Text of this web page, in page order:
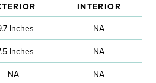
INTERIOR
Inches
NA
Inches
NA
NA
NA